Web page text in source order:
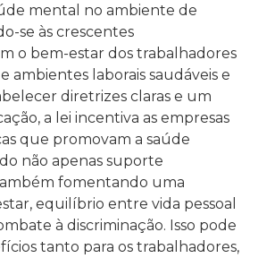
mental no ambiente de
se às crescentes
o bem-estar dos trabalhadores
ambientes laborais saudáveis e
diretrizes claras e um
a lei incentiva as empresas
que promovam a saúde
não apenas suporte
fomentando uma
equilíbrio entre vida pessoal
à discriminação. Isso pode
tanto para os trabalhadores,